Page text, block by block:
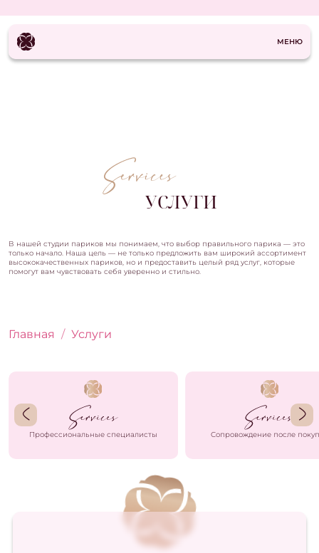
МЕНЮ
УСЛУГИ
В нашей студии париков мы понимаем, что выбор правильного парика — это
только начало. Наша цель — не только предложить вам широкий ассортимент
высококачественных париков, но и предоставить целый ряд услуг, которые
помогут вам чувствовать себя уверенно и стильно.
Главная Услуги
Профессиональные специалисты Сопровождение после